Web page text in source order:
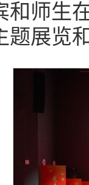
和师生
题展览